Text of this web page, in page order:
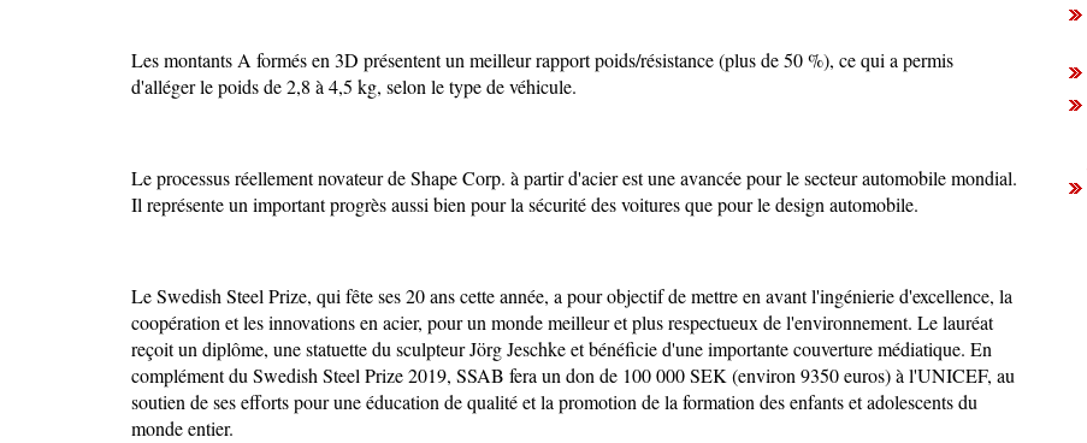
Les montants A formés en 3D présentent un meilleur rapport poids/résistance (plus de 50 %), ce qui a permis
d'alléger le poids de 2,8 à 4,5 kg, selon le type de véhicule.
Le processus réellement novateur de Shape Corp. à partir d'acier est une avancée pour le secteur automobile mondial.
Il représente un important progrès aussi bien pour la sécurité des voitures que pour le design automobile.
Le Swedish Steel Prize, qui fête ses 20 ans cette année, a pour objectif de mettre en avant l'ingénierie d'excellence, la
coopération et les innovations en acier, pour un monde meilleur et plus respectueux de l'environnement. Le lauréat
reçoit un diplôme, une statuette du sculpteur Jörg Jeschke et bénéficie d'une importante couverture médiatique. En
complément du Swedish Steel Prize 2019, SSAB fera un don de 100 000 SEK (environ 9350 euros) à l'UNICEF, au
soutien de ses efforts pour une éducation de qualité et la promotion de la formation des enfants et adolescents du
monde entier.